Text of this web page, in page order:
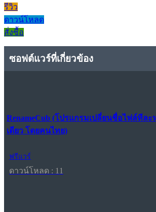
รีวิว
ดาวน์โหลด
สั่งซื้อ
ซอฟต์แวร์ที่เกี่ยวข้อง
RenameCub (โปรแกรมเปลี่ยนชื่อไฟล์ทีล
เดียว โดยคนไทย)
ฟรีแวร์
ดาวน์โหลด : 11